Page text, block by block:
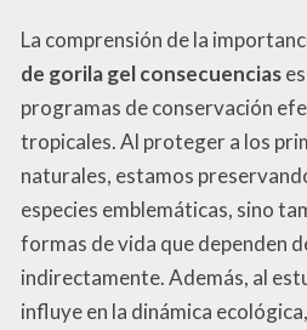
La comprensión de la
de gorila gel consecuencias
programas de conservación
tropicales. Al proteger a los
naturales, estamos
especies emblemáticas, sino
formas de vida que dependen
indirectamente. Además, al
influye en la dinámica